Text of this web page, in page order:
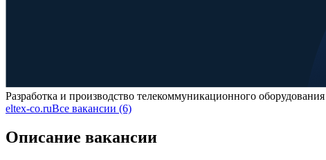
Разработка и производство телекоммуникационного оборудования
eltex-co.ruВсе вакансии (6)
Описание вакансии